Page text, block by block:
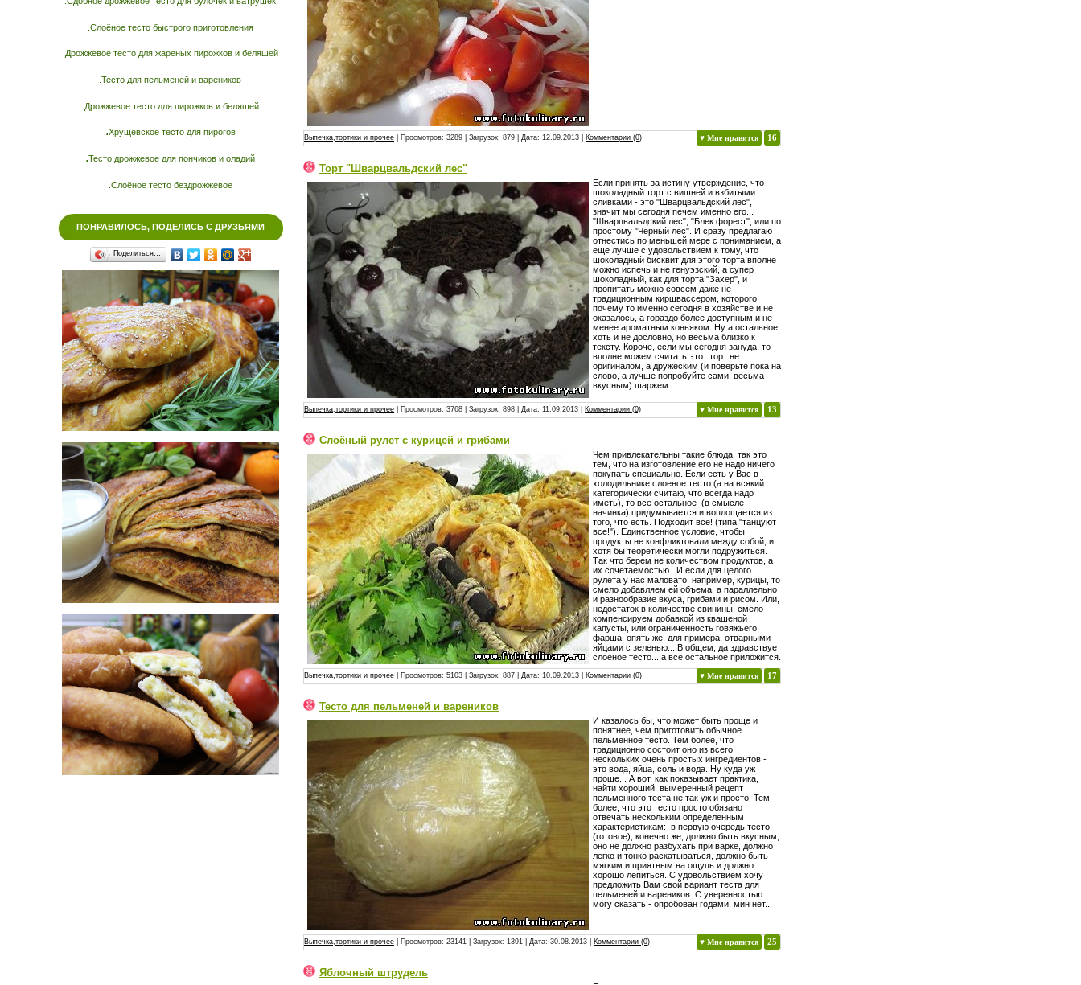
.Слоёное тесто быстрого приготовления
.Дрожжевое тесто для жареных пирожков и беляшей
.Тесто для пельменей и вареников
.Дрожжевое тесто для пирожков и беляшей
.Хрущёвское тесто для пирогов
.Тесто дрожжевое для пончиков и оладий
.Слоёное тесто бездрожжевое
ПОНРАВИЛОСЬ, ПОДЕЛИСЬ С ДРУЗЬЯМИ
Поделиться…
♥ Мне нравится 16
Выпечка,тортики и прочее | Просмотров: 3289 | Загрузок: 879 | Дата: 12.09.2013 Комментарии (0)
Торт "Шварцвальдский лес"
Если принять за истину утверждение, что
шоколадный торт с вишней и взбитыми
сливками - это "Шварцвальдский лес",
значит мы сегодня печем именно его...
"Шварцвальдский лес", "Блек форест", или по
простому "Черный лес". И сразу предлагаю
отнестись по меньшей мере с пониманием, а
еще лучше с удовольствием к тому, что
шоколадный бисквит для этого торта вполне
можно испечь и не генуэзский, а супер
шоколадный, как для торта "Захер", и
пропитать можно совсем даже не
традиционным киршвассером, которого
почему то именно сегодня в хозяйстве и не
оказалось, а гораздо более доступным и не
менее ароматным коньяком. Ну а остальное,
хоть и не дословно, но весьма близко к
тексту. Короче, если мы сегодня зануда, то
вполне можем считать этот торт не
оригиналом, а дружеским (и поверьте пока на
слово, а лучше попробуйте сами, весьма
вкусным) шаржем.
♥ Мне нравится 13
Выпечка,тортики и прочее | Просмотров: 3768 | Загрузок: 898 | Дата: 11.09.2013 Комментарии (0)
Слоёный рулет с курицей и грибами
Чем привлекательны такие блюда, так это
тем, что на изготовление его не надо ничего
покупать специально. Если есть у Вас в
холодильнике слоеное тесто (а на всякий...
категорически считаю, что всегда надо
иметь), то все остальное (в смысле
начинка) придумывается и воплощается из
того, что есть. Подходит все! (типа "танцуют
все!"). Единственное условие, чтобы
продукты не конфликтовали между собой, и
хотя бы теоретически могли подружиться.
Так что берем не количеством продуктов, а
их сочетаемостью. И если для целого
рулета у нас маловато, например, курицы, то
смело добавляем ей объема, а параллельно
и разнообразие вкуса, грибами и рисом. Или,
недостаток в количестве свинины, смело
компенсируем добавкой из квашеной
капусты, или ограниченность говяжьего
фарша, опять же, для примера, отварными
яйцами с зеленью... В общем, да здравствует
слоеное тесто... а все остальное приложится.
♥ Мне нравится 17
Выпечка,тортики и прочее | Просмотров: 5103 | Загрузок: 887 | Дата: 10.09.2013 Комментарии (0)
Тесто для пельменей и вареников
И казалось бы, что может быть проще и
понятнее, чем приготовить обычное
пельменное тесто. Тем более, что
традиционно состоит оно из всего
нескольких очень простых ингредиентов -
это вода, яйца, соль и вода. Ну куда уж
проще... А вот, как показывает практика,
найти хороший, вымеренный рецепт
пельменного теста не так уж и просто. Тем
более, что это тесто просто обязано
отвечать нескольким определенным
характеристикам: в первую очередь тесто
(готовое), конечно же, должно быть вкусным,
оно не должно разбухать при варке, должно
легко и тонко раскатываться, должно быть
мягким и приятным на ощупь и должно
хорошо лепиться. С удовольствием хочу
предложить Вам свой вариант теста для
пельменей и вареников. С уверенностью
могу сказать - опробован годами, мин нет..
♥ Мне нравится 25
Выпечка,тортики и прочее | Просмотров: 23141 | Загрузок: 1391 | Дата: 30.08.2013 Комментарии (0)
Яблочный штрудель